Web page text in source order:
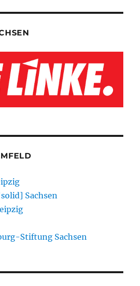
Sachsen
Stiftung Sachsen